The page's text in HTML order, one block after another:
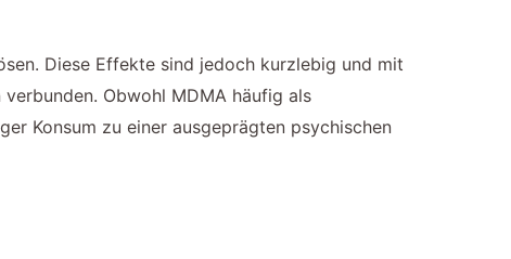
Diese Effekte sind jedoch kurzlebig und mit
Obwohl MDMA häufig als
Konsum zu einer ausgeprägten psychischen